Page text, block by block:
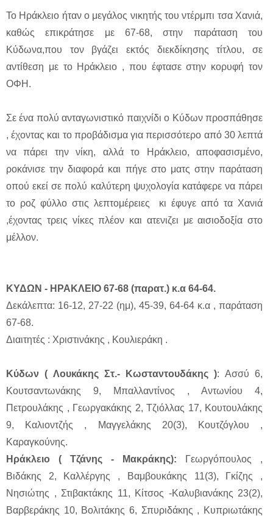
Το Ηράκλειο ήταν ο μεγάλος νικητής του ντέρμπι τσα Χανιά,
καθώς επικράτησε με 67-68, στην παράταση του
Κύδωνα,που τον βγάζει εκτός διεκδίκησης τίτλου, σε
αντίθεση με το Ηράκλειο , που έφτασε στην κορυφή τον
ΟΦΗ.
Σε ένα πολύ ανταγωνιστικό παιχνίδι ο Κύδων προσπάθησε
, έχοντας και το προβάδισμα για περισσότερο από 30 λεπτά
να πάρει την νίκη, αλλά το Ηράκλειο, αποφασισμένο,
ροκάνισε την διαφορά και πήγε στο ματς στην παράταση
οπού εκεί σε πολύ καλύτερη ψυχολογία κατάφερε να πάρει
το ροζ φύλλο στις λεπτομέρειες κι έφυγε από τα Χανιά
,έχοντας τρεις νίκες πλέον και ατενιζει με αισιοδοξία στο
μέλλον.
ΚΥΔΩΝ - ΗΡΑΚΛΕΙΟ 67-68 (παρατ.) κ.α 64-64.
Δεκάλεπτα: 16-12, 27-22 (ημ), 45-39, 64-64 κ.α , παράταση
67-68.
Διαιτητές : Χριστινάκης , Κουλιεράκη .
Κύδων ( Λουκάκης Στ.- Κωσταντουδάκης ): Ασσύ 6,
Κουτσαντωνάκης 9, Μπαλλαντίνος , Αντωνίου 4,
Πετρουλάκης , Γεωργακάκης 2, Τζιόλλας 17, Κουτουλάκης
9, Καλιοντζής , Μαγγελάκης 20(3), Κουτζόγλου ,
Καραγκούνης.
Ηράκλειο ( Τζάνης - Μακράκης): Γεωργόπουλος ,
Βιδάκης 2, Καλλέργης , Βαμβουκάκης 11(3), Γκίζης ,
Νησιώτης , Στιβακτάκης 11, Κίτσος -Καλυβιανάκης 23(2),
Βαρβεράκης 10, Βολιτάκης 6, Σπυριδάκης , Κυπριωτάκης